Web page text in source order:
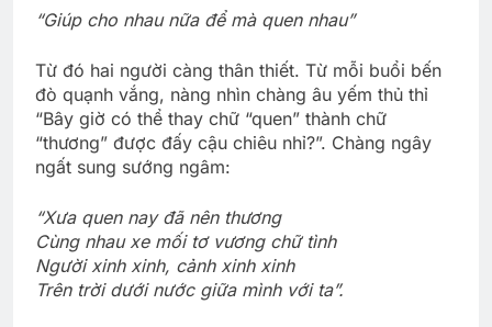
“Giúp cho nhau nữa để mà quen nhau”
Từ đó hai người càng thân thiết. Từ mỗi buổi bến
đò quạnh vắng, nàng nhìn chàng âu yếm thủ thỉ
“Bây giờ có thể thay chữ “quen” thành chữ
“thương” được đấy cậu chiêu nhỉ?”. Chàng ngây
ngất sung sướng ngâm:
“Xưa quen nay đã nên thương
Cùng nhau xe mối tơ vương chữ tình
Người xinh xinh, cảnh xinh xinh
Trên trời dưới nước giữa mình với ta”.